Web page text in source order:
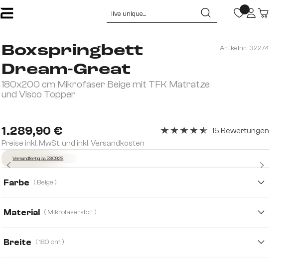
Boxspringbett
Dream-Great
180x200 cm Mikrofaser Beige mit TFK Matratze
und Visco Topper
Artikelnr.: 32274
1.289,90 €
Preise inkl. MwSt. und inkl. Versandkosten
15 Bewertungen
Versandfertig ca. 23.09.26
Farbe ( Beige )
Material ( Mikrofaserstoff )
Breite ( 180 cm )